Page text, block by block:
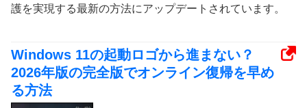
護を実現する最新の方法にアップデートされています。
Windows 11の起動ロゴから進まない？
2026年版の完全版でオンライン復帰を早め
る方法